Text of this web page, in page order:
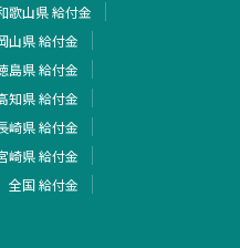
歌山県 給付金
山県 給付金
島県 給付金
知県 給付金
崎県 給付金
崎県 給付金
全国 給付金